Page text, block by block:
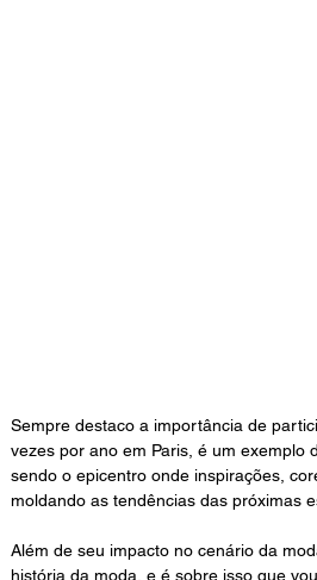
Sempre destaco a importância de
vezes por ano em Paris, é um exemplo
sendo o epicentro onde inspirações,
moldando as tendências das próximas
Além de seu impacto no cenário da
história da moda, e é sobre isso que